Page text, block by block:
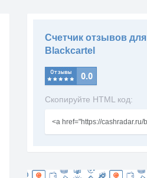
Счетчик отзывов для
Blackcartel
Скопируйте HTML код: